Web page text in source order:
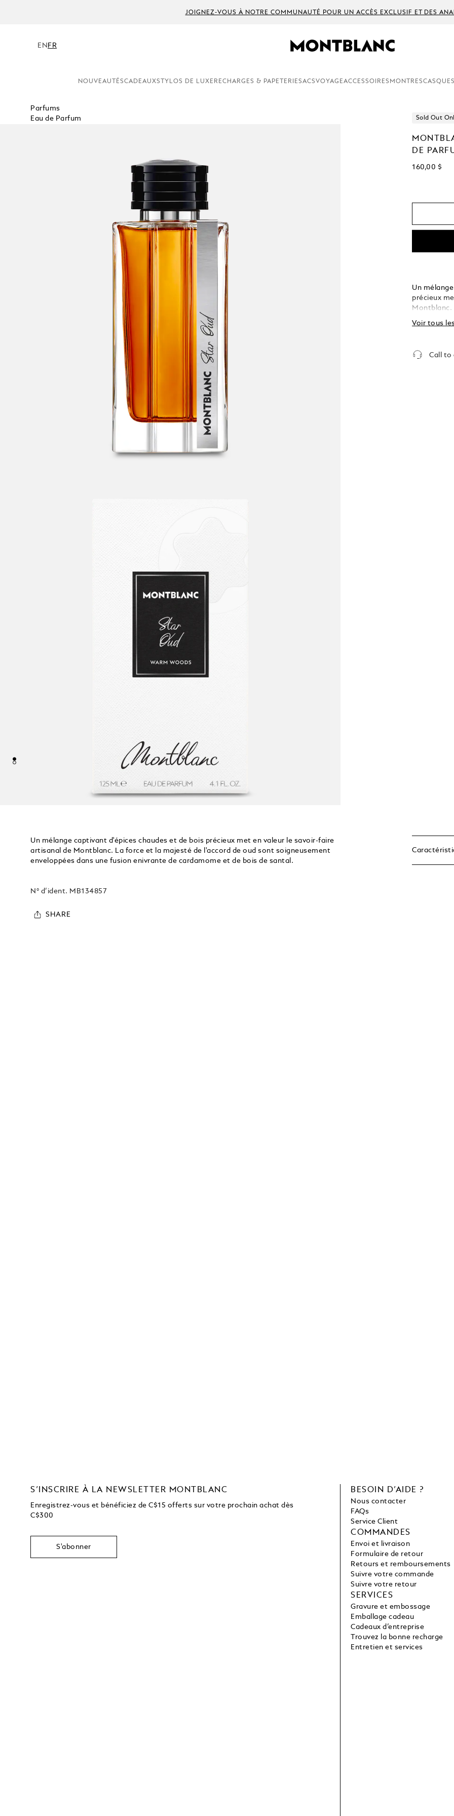
JOIGNEZ-VOUS À NOTRE COMMUNAUTÉ POUR UN ACCÈS EXCLUSIF ET DES
EN FR
NOUVEAUTÉSCADEAUXSTYLOS DE LUXE RECHARGES & PAPETERIESACSVOYAGEACCESSOIRES MONTRES
Parfums
Eau de Parfum
Sold Out
DE
160,00 $
Un
précieux
Montblanc.
sont
enivrante
Voir tous
Call to
Un mélange captivant d'épices chaudes et de bois précieux met en valeur le savoir-faire
artisanal de Montblanc. La force et la majesté de l'accord de oud sont soigneusement
enveloppées dans une fusion enivrante de cardamome et de bois de santal.
N° d’ident. MB134857
SHARE
S’INSCRIRE À LA NEWSLETTER MONTBLANC
Enregistrez-vous et bénéficiez de C$15 offerts sur votre prochain achat dès
C$300
S'abonner
BESOIN D’AIDE ?
Nous contacter
FAQs
Service Client
COMMANDES
Envoi et livraison
Formulaire de retour
Retours et remboursements
Suivre votre commande
Suivre votre retour
SERVICES
Gravure et embossage
Emballage cadeau
Cadeaux d’entreprise
Trouvez la bonne recharge
Entretien et services